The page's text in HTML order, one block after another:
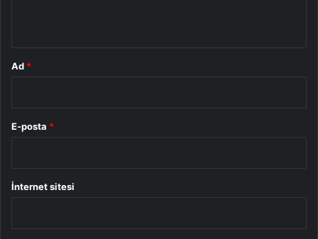
Ad *
E-posta *
İnternet sitesi